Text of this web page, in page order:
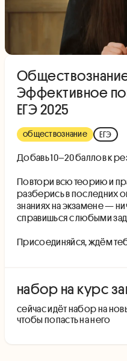
Эффективное
ЕГЭ 2025
обществознание ЕГЭ
Добавь 10–20 баллов к
Повтори всю теорию и
разберись в последних
знаниях на экзамене —
справишься с любыми
Присоединяйся, ждём
набор на курс
cейчас идёт набор на
чтобы попасть на него